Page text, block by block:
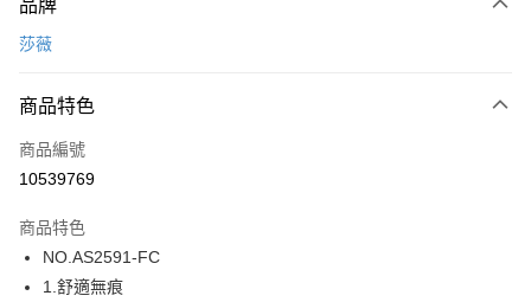
信用卡一次付款
LINE Pay
街口支付
運送方式
全家取貨付款
品牌
莎薇
商品特色
商品編號
10539769
商品特色
NO.AS2591-FC
1.舒適無痕